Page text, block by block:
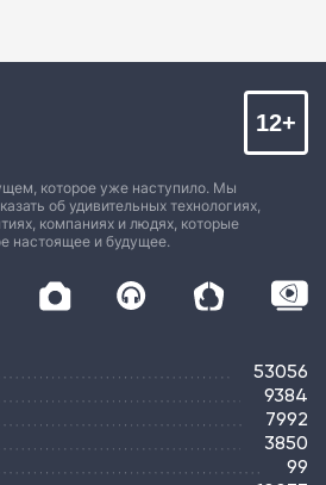
которое уже наступило. Мы
об удивительных технологиях,
компаниях и людях, которые
настоящее и будущее.
12+
53056
9384
7992
3850
99